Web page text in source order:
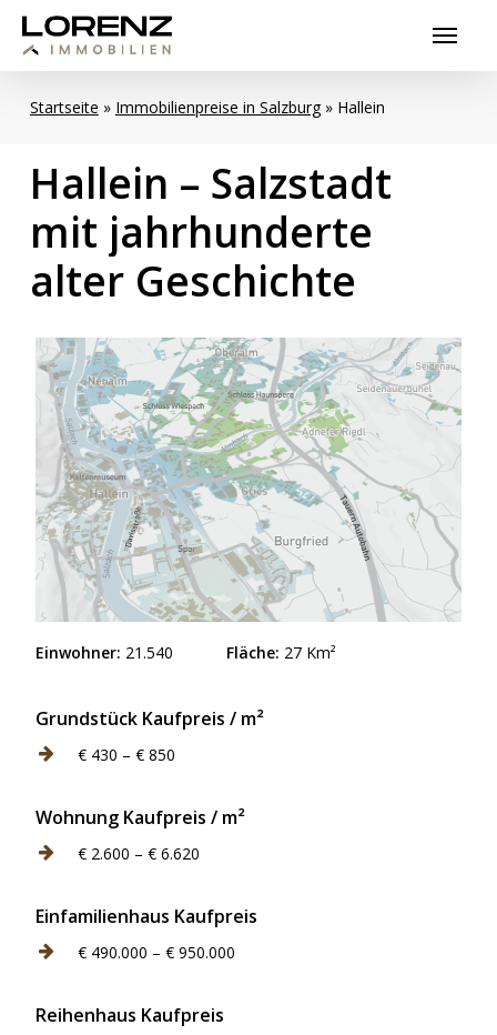
Skip
main
content
Menu
Startseite » Immobilienpreise in Salzburg» Hallein
Hallein – Salzstadt
mit jahrhunderte
alter Geschichte
Einwohner: 21.540 Fläche: 27 Km²
Grundstück Kaufpreis / m²
€ 430 – € 850
Wohnung Kaufpreis / m²
€ 2.600 – € 6.620
Einfamilienhaus Kaufpreis
€ 490.000 – € 950.000
Reihenhaus Kaufpreis